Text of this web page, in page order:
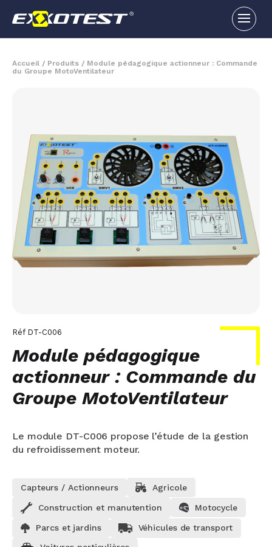
Accueil / Produits / Module pédagogique actionneur : Commande
du Groupe MotoVentilateur
Réf DT-C006
Module pédagogique
actionneur : Commande du
Groupe MotoVentilateur
Le module DT-C006 propose l’étude de la gestion
du refroidissement moteur.
Capteurs / Actionneurs Agricole
Construction et manutention Motocycle
Parcs et jardins
Véhicules de transport